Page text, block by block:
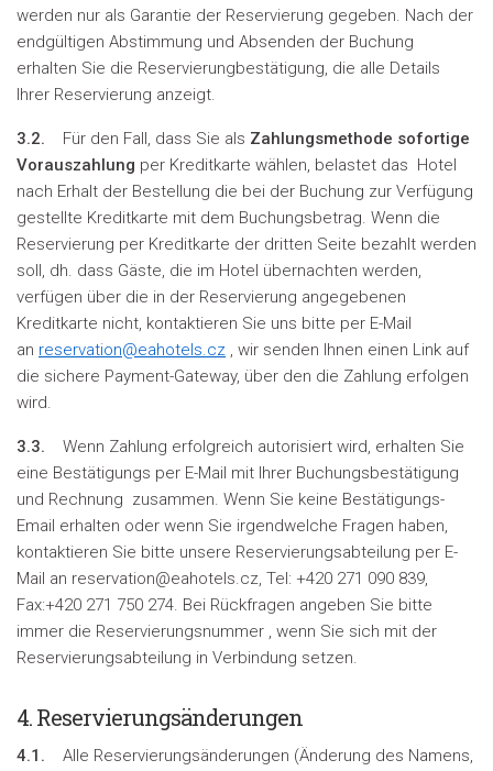
werden nur als Garantie der Reservierung gegeben. Nach der
endgültigen Abstimmung und Absenden der Buchung
erhalten Sie die Reservierungbestätigung, die alle Details
Ihrer Reservierung anzeigt.
3.2. Für den Fall, dass Sie als Zahlungsmethode sofortige
Vorauszahlung per Kreditkarte wählen, belastet das Hotel
nach Erhalt der Bestellung die bei der Buchung zur Verfügung
gestellte Kreditkarte mit dem Buchungsbetrag. Wenn die
Reservierung per Kreditkarte der dritten Seite bezahlt werden
soll, dh. dass Gäste, die im Hotel übernachten werden,
verfügen über die in der Reservierung angegebenen
Kreditkarte nicht, kontaktieren Sie uns bitte per E-Mail
an reservation@eahotels.cz , wir senden Ihnen einen Link auf
die sichere Payment-Gateway, über den die Zahlung erfolgen
wird.
3.3. Wenn Zahlung erfolgreich autorisiert wird, erhalten Sie
eine Bestätigungs per E-Mail mit Ihrer Buchungsbestätigung
und Rechnung zusammen. Wenn Sie keine Bestätigungs-
Email erhalten oder wenn Sie irgendwelche Fragen haben,
kontaktieren Sie bitte unsere Reservierungsabteilung per E-
Mail an reservation@eahotels.cz, Tel: +420 271 090 839,
Fax:+420 271 750 274. Bei Rückfragen angeben Sie bitte
immer die Reservierungsnummer , wenn Sie sich mit der
Reservierungsabteilung in Verbindung setzen.
4. Reservierungsänderungen
4.1. Alle Reservierungsänderungen (Änderung des Namens,